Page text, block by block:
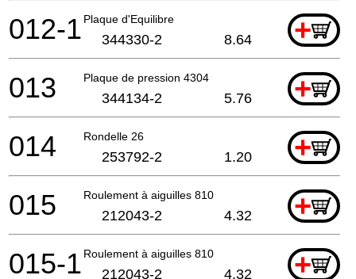
Plaque d'Equilibre +
012-1 344330-2 8.64
Plaque de pression 4304 +
013 344134-2 5.76
Rondelle 26 +
014 253792-2 1.20
Roulement à aiguilles 810 +
015 212043-2 4.32
Roulement à aiguilles 810 +
015-1 212043-2 4.32